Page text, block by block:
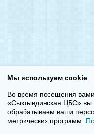
Мы используем cookie
Во время посещения
«Сыктывдинская ЦБС» вы
обрабатываем ваши
метрических программ.